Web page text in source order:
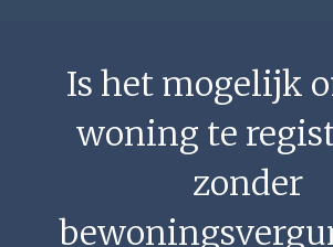
Is het mogelijk
woning te
zonder